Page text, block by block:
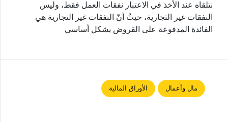
نتلقاه عند الأخذ في الاعتبار نفقات العمل فقط، وليس
النفقات غير التجارية، حيثُ أنّ النفقات غير التجارية هي
الفائدة المدفوعة على القروض بشكل أساسي
مال وأعمال الأوراق المالية